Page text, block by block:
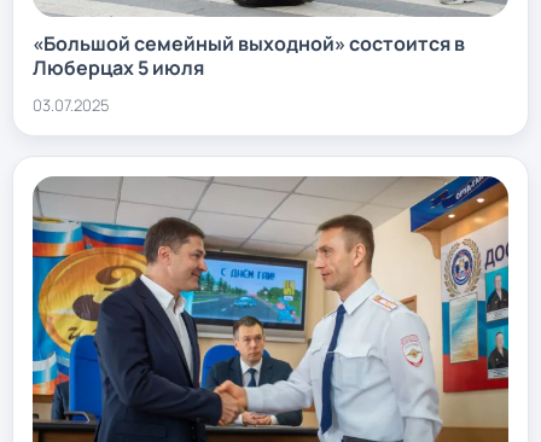
«Большой семейный выходной» состоится в
Люберцах 5 июля
03.07.2025